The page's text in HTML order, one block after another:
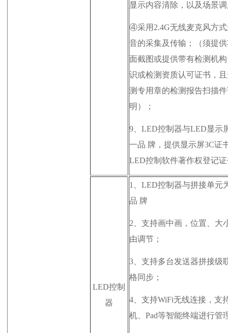
显示内容清除 ，以及场景
④采用2.4G无线麦克风方
音的采集及传输；
（须提
面截图或提供带有检测机
识或检测资质认可证书，
测专用章的检测报告扫描
明）；
9 、LED控制器与LED显示
一品 牌 ，提供显示屏3C证
LED控制软件著作权登记
LED控制
器
1、 LED控制器与拼接单元
品 牌
2、 支持画中画，位置、大
由调节；
3、 支持多台发送器拼接级
格同步；
4、 支持WiFi无线连接，支
机、Pad等智能终端进行管